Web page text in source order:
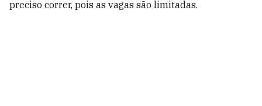
preciso correr, pois as vagas são limitadas.